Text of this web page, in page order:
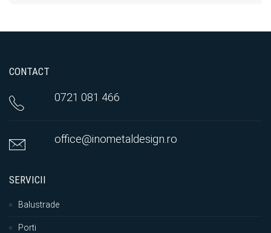
CONTACT
0721 081 466
office@inometaldesign.ro
SERVICII
Balustrade
Porti